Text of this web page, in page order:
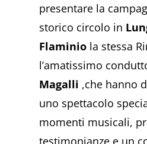
presentare la
storico circolo in
Flaminio la stessa
l’amatissimo
Magalli ,che hanno
uno spettacolo
momenti musicali,
testimonianze e un